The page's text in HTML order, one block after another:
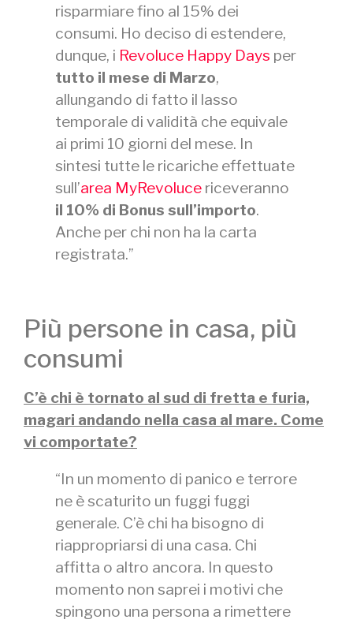
risparmiare fino al 15% dei
consumi. Ho deciso di estendere,
dunque, i Revoluce Happy Days per
tutto il mese di Marzo,
allungando di fatto il lasso
temporale di validità che equivale
ai primi 10 giorni del mese. In
sintesi tutte le ricariche effettuate
sull’area MyRevoluce riceveranno
il 10% di Bonus sull’importo.
Anche per chi non ha la carta
registrata.”
Più persone in casa, più
consumi
C’è chi è tornato al sud di fretta e furia,
magari andando nella casa al mare. Come
vi comportate?
“In un momento di panico e terrore
ne è scaturito un fuggi fuggi
generale. C’è chi ha bisogno di
riappropriarsi di una casa. Chi
affitta o altro ancora. In questo
momento non saprei i motivi che
spingono una persona a rimettere